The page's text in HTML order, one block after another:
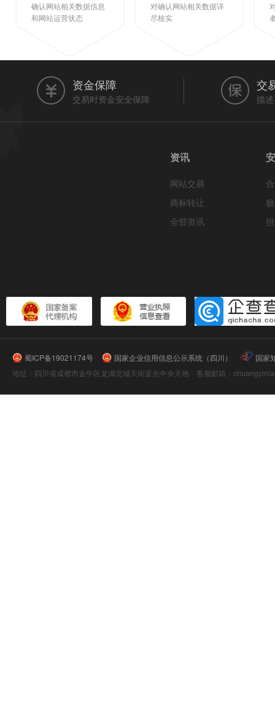
确认网站相关数据信息
和网站运营状态
对确认网站相关数据详
尽核实
资金保障
交易时资金安全保障
交
描
资讯
网站交易
商标转让
全部资讯
蜀ICP备19021174号 国家企业信用信息公示系统（四川）
国家
地址：四川省成都市金牛区龙湖北城天街蓝光中央天地 客服邮箱：